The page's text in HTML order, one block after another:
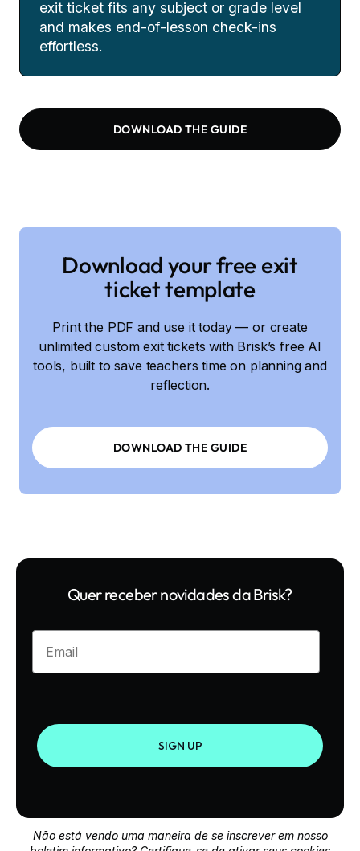
exit ticket fits any subject or grade level
and makes end-of-lesson check-ins
effortless.
DOWNLOAD THE GUIDE
Download your free exit
ticket template
Print the PDF and use it today — or create
unlimited custom exit tickets with Brisk’s free AI
tools, built to save teachers time on planning and
reflection.
DOWNLOAD THE GUIDE
Quer receber novidades da Brisk?
Enter your email
SIGN UP
Não está vendo uma maneira de se inscrever em nosso